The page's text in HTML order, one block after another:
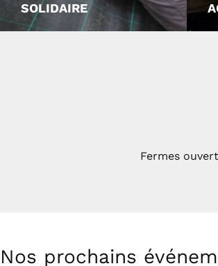
SOLIDAIRE
Fermes
Nos prochains